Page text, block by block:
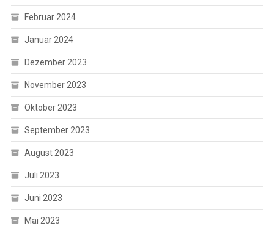
Februar 2024
Januar 2024
Dezember 2023
November 2023
Oktober 2023
September 2023
August 2023
Juli 2023
Juni 2023
Mai 2023